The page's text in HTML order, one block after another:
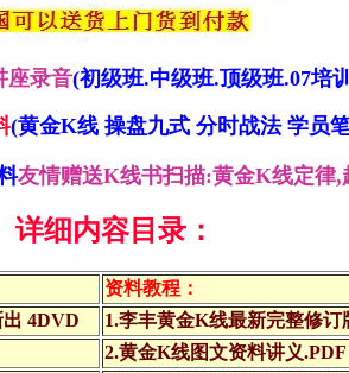
座录音(初级班.中级班.顶级班.07培
(黄金K线 操盘九式 分时战法 学员
友情赠送K线书扫描:黄金K线定律,
详细内容目录：
资料教程：
4DVD
1.李丰黄金K线最新完整修订
2.黄金K线图文资料讲义.PDF